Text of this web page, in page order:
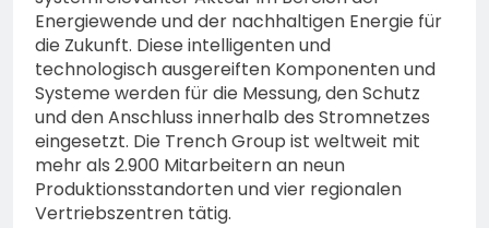
Energiewende und der nachhaltigen Energie für
die Zukunft. Diese intelligenten und
technologisch ausgereiften Komponenten und
Systeme werden für die Messung, den Schutz
und den Anschluss innerhalb des Stromnetzes
eingesetzt. Die Trench Group ist weltweit mit
mehr als 2.900 Mitarbeitern an neun
Produktionsstandorten und vier regionalen
Vertriebszentren tätig.